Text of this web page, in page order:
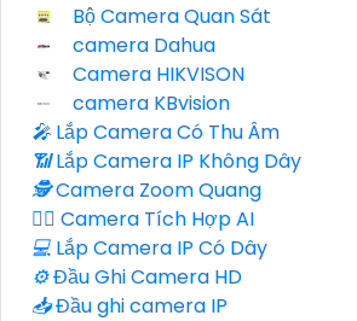
Bộ Camera Quan Sát
camera Dahua
Camera HIKVISON
camera KBvision
️🎤️ Lắp Camera Có Thu Âm
📶Lắp Camera IP Không Dây
🕵️Camera Zoom Quang
🧛‍♀️ Camera Tích Hợp AI
💻 Lắp Camera IP Có Dây
⚙️Đầu Ghi Camera HD
📥Đầu ghi camera IP